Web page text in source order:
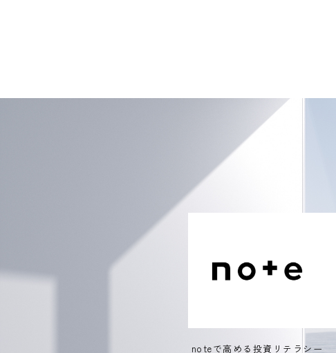
noteで高める投資リテラシー